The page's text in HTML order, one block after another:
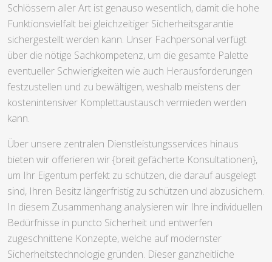
Schlössern aller Art ist genauso wesentlich, damit die hohe
Funktionsvielfalt bei gleichzeitiger Sicherheitsgarantie
sichergestellt werden kann. Unser Fachpersonal verfügt
über die nötige Sachkompetenz, um die gesamte Palette
eventueller Schwierigkeiten wie auch Herausforderungen
festzustellen und zu bewältigen, weshalb meistens der
kostenintensiver Komplettaustausch vermieden werden
kann.
Über unsere zentralen Dienstleistungsservices hinaus
bieten wir offerieren wir {breit gefächerte Konsultationen},
um Ihr Eigentum perfekt zu schützen, die darauf ausgelegt
sind, Ihren Besitz längerfristig zu schützen und abzusichern.
In diesem Zusammenhang analysieren wir Ihre individuellen
Bedürfnisse in puncto Sicherheit und entwerfen
zugeschnittene Konzepte, welche auf modernster
Sicherheitstechnologie gründen. Dieser ganzheitliche